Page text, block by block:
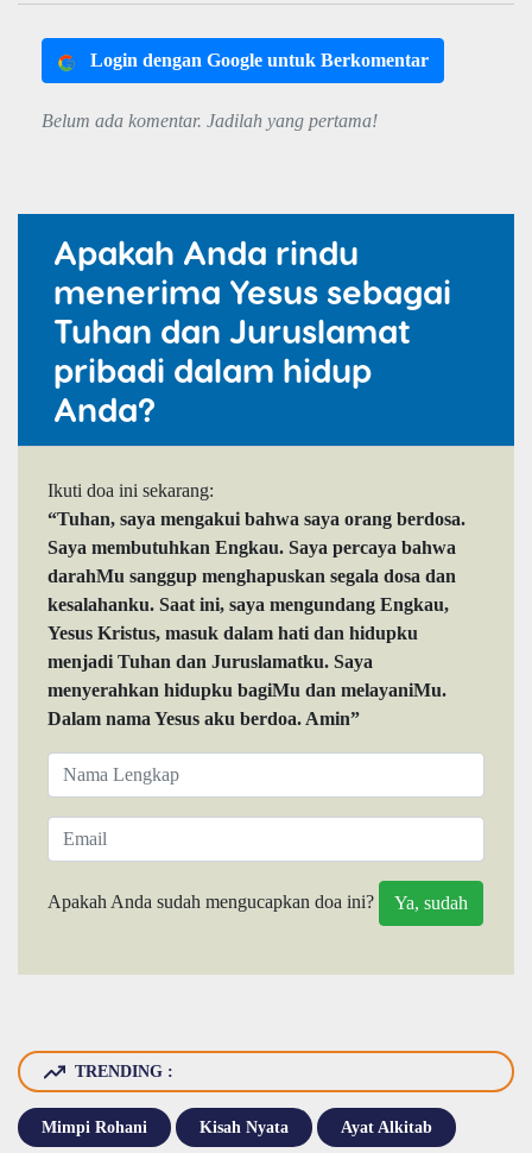
Login dengan Google untuk Berkomentar
Belum ada komentar. Jadilah yang pertama!
Apakah Anda rindu
menerima Yesus sebagai
Tuhan dan Juruslamat
pribadi dalam hidup
Anda?
Ikuti doa ini sekarang:
“Tuhan, saya mengakui bahwa saya orang berdosa.
Saya membutuhkan Engkau. Saya percaya bahwa
darahMu sanggup menghapuskan segala dosa dan
kesalahanku. Saat ini, saya mengundang Engkau,
Yesus Kristus, masuk dalam hati dan hidupku
menjadi Tuhan dan Juruslamatku. Saya
menyerahkan hidupku bagiMu dan melayaniMu.
Dalam nama Yesus aku berdoa. Amin”
Apakah Anda sudah mengucapkan doa ini?
TRENDING :
Mimpi Rohani Kisah Nyata Ayat Alkitab